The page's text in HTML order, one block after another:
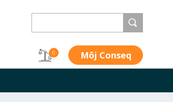
0 Môj Conseq